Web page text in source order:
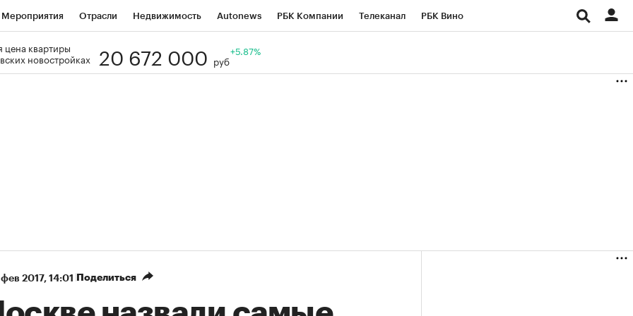
Мероприятия Отрасли Недвижимость Autonews РБК Компании Телеканал РБК Вино
Визионеры
цена квартиры
новостройках
20 672 000 руб
+5.87%
2017, 14:01 Поделиться